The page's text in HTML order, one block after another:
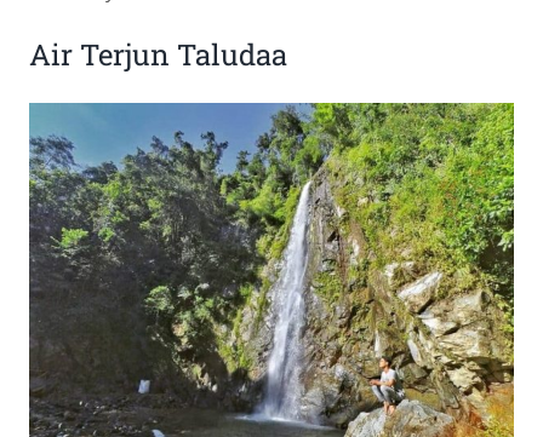
Air Terjun Taludaa